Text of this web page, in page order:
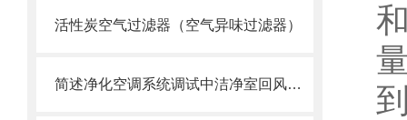
活性炭空气过滤器（空气异味过滤器）
简述净化空调系统调试中洁净室回风口变为送风口的问题